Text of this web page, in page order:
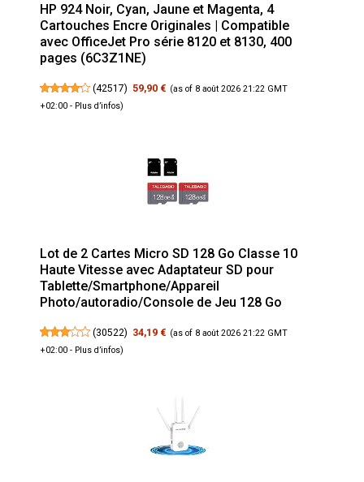
HP 924 Noir, Cyan, Jaune et Magenta, 4
Cartouches Encre Originales | Compatible
avec OfficeJet Pro série 8120 et 8130, 400
pages (6C3Z1NE)
(42517) 59,90 € (as of 8 août 2026 21:22 GMT
+02:00 - Plus d’infos)
Lot de 2 Cartes Micro SD 128 Go Classe 10
Haute Vitesse avec Adaptateur SD pour
Tablette/Smartphone/Appareil
Photo/autoradio/Console de Jeu 128 Go
(30522) 34,19 € (as of 8 août 2026 21:22 GMT
+02:00 - Plus d’infos)